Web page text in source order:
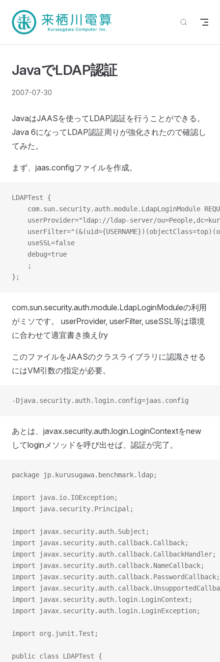
JavaでLDAP認証
2007-07-30
JavaはJAASを使ってLDAP認証を行うことができる。
Java 6になってLDAP認証周りが強化されたので確認し
てみた。
まず、jaas.configファイルを作成。
LDAPTest {
com.sun.security.auth.module.LdapLoginModule
userProvider="ldap://ldap-server/
	useSSL=false
	debug=true
	;
};
com.sun.security.auth.module.LdapLoginModuleの利用
がミソです。 userProvider, userFilter, useSSL等は環境
に合わせて適宜書き換え(ry
このファイルをJAASのクラスライブラリに認識させる
にはVM引数の指定が必要。
-Djava.security.auth.login.config=jaas.config
あとは、javax.security.auth.login.LoginContextをnew
してloginメソッドを呼び出せば、認証が完了。
package jp.kurusugawa.benchmark.ldap;
import java.io.IOException;
import java.security.Principal;
import javax.security.auth.Subject;
import javax.security.auth.callback.Callback;
import javax.security.auth.callback.CallbackHandler;
import javax.security.auth.callback.NameCallback;
import javax.security.auth.callback.PasswordCallback;
import
import javax.security.auth.login.LoginContext;
import javax.security.auth.login.LoginException;
import org.junit.Test;
public class LDAPTest {